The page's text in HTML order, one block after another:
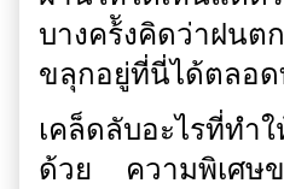
บางคร้ังคิดว่าฝนต
ขลุกอยู่ที่นี่ได้ตลอ
เคล็ดลับอะไรที่ท
ด้วย ความพิเศษ